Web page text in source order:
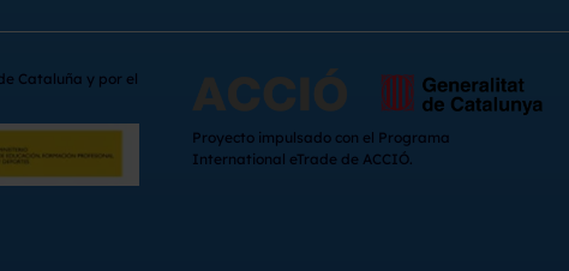
Cataluña y por el
Proyecto impulsado con el Programa
International eTrade de ACCIÓ.